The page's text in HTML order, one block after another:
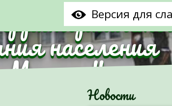
Версия для
населения
Новости